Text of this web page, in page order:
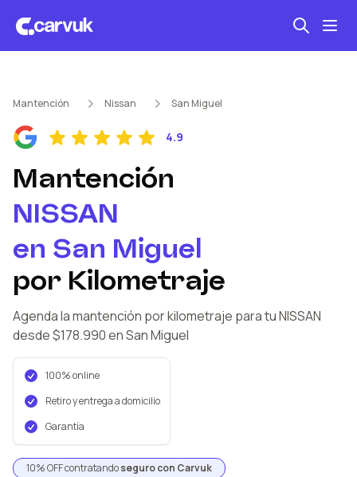
Mantención kilometraje
Revisión técnica
Mantención Nissan San Miguel
4.9
Mantención
NISSAN
en San Miguel
por Kilometraje
Agenda la mantención por kilometraje para tu NISSAN
desde $178.990en San Miguel
100% online
Retiro y entrega a domicilio
Garantía
10% OFF contratandoseguro con Carvuk